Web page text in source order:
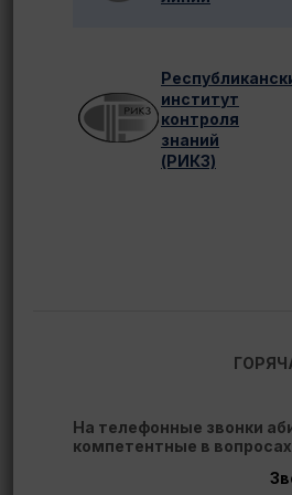
институт
контроля
знаний
(РИКЗ)
На телефонные звонки
компетентные в